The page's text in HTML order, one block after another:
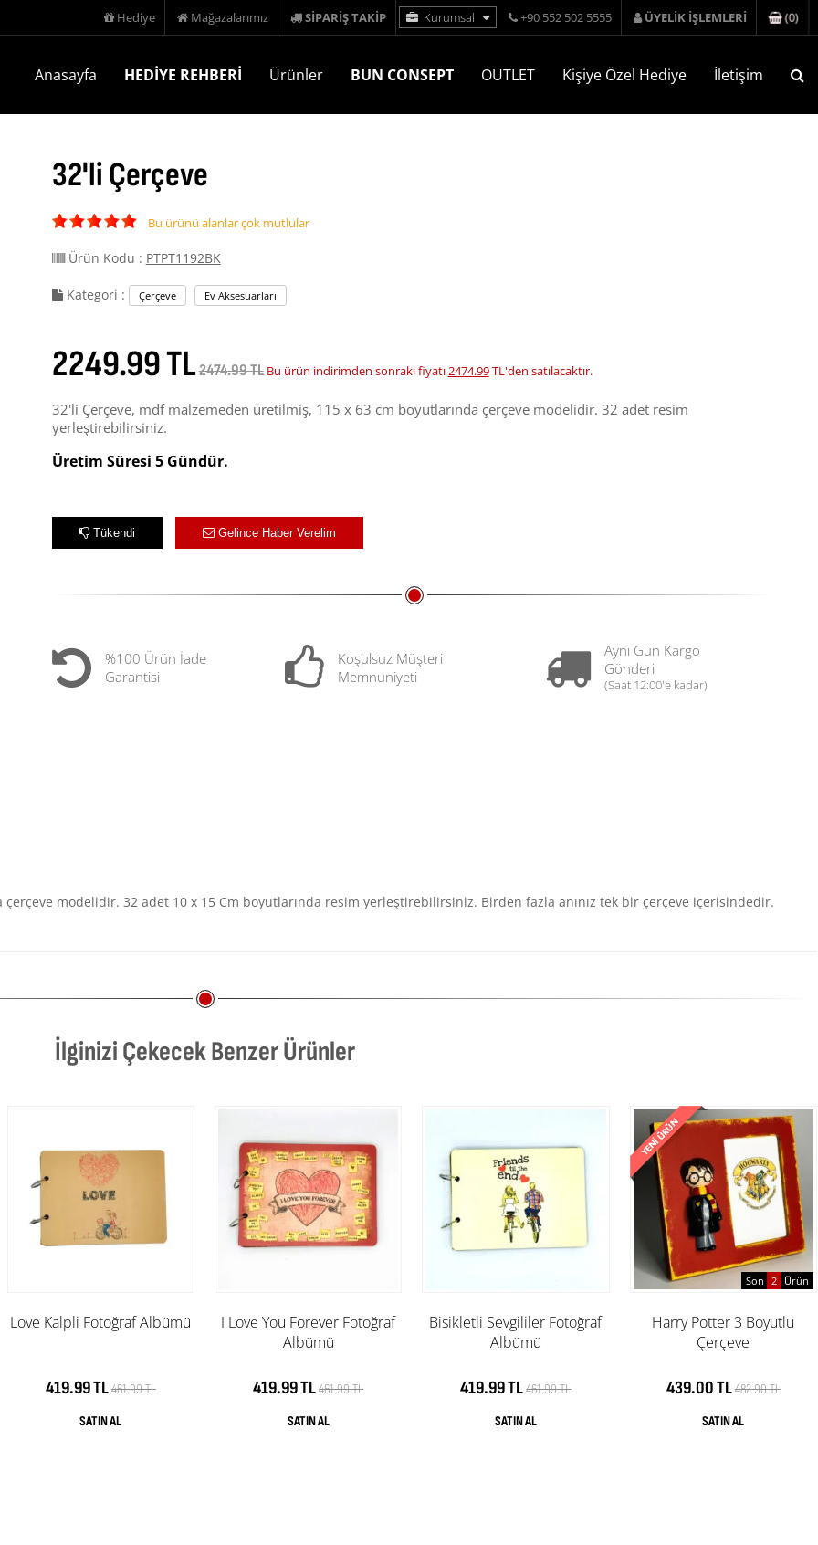
Hediye Mağazalarımız SİPARİŞ TAKİP Kurumsal +90 552 502 5555 ÜYELİK İŞLEMLERİ (0)
Anasayfa HEDİYE REHBERİ Ürünler BUN CONSEPT OUTLET Kişiye Özel Hediye İletişim
32'li Çerçeve
Bu ürünü alanlar çok mutlular
Ürün Kodu : PTPT1192BK
Kategori : Çerçeve Ev Aksesuarları
2249.99 TL2474.99 TL Bu ürün indirimden sonraki fiyatı2474.99TL'den satılacaktır.
32'li Çerçeve, mdf malzemeden üretilmiş, 115 x 63 cm boyutlarında çerçeve modelidir. 32 adet resim
yerleştirebilirsiniz.
Üretim Süresi 5 Gündür.
Tükendi Gelince Haber Verelim
%100 Ürün İade
Garantisi
Koşulsuz Müşteri
Memnuniyeti
Aynı Gün Kargo
Gönderi
(Saat 12:00'e kadar)
modelidir. 32 adet 10 x 15 Cm boyutlarında resim yerleştirebilirsiniz. Birden fazla anınız tek bir çerçeve içerisindedir.
İlginizi Çekecek Benzer Ürünler
Love Kalpli Fotoğraf Albümü
419.99 TL461.99 TL
I Love You Forever Fotoğraf
Albümü
419.99 TL461.99 TL
Bisikletli Sevgililer Fotoğraf
Albümü
419.99 TL461.99 TL
Son 2 Ürün
Harry Potter 3 Boyutlu
Çerçeve
439.00 TL482.90 TL